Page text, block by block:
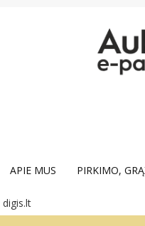
APIE MUS PIRKIMO,
digis.lt